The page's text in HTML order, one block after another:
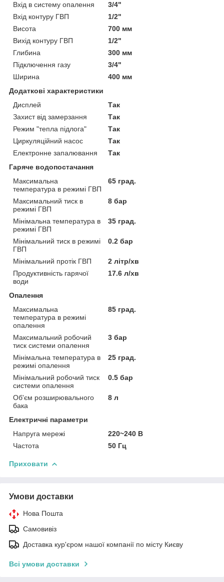
Вхід в систему опалення
3/4"
Вхід контуру ГВП
1/2"
Висота
700 мм
Вихід контуру ГВП
1/2"
Глибина
300 мм
Підключення газу
3/4"
Ширина
400 мм
Додаткові характеристики
Дисплей
Так
Захист від замерзання
Так
Режим "тепла підлога"
Так
Циркуляційний насос
Так
Електронне запалювання
Так
Гаряче водопостачання
Максимальна
температура в режимі ГВП
65 град.
Максимальний тиск в
режимі ГВП
8 бар
Мінімальна температура в
режимі ГВП
35 град.
Мінімальний тиск в режимі
ГВП
0.2 бар
Мінімальний протік ГВП
2 літр/хв
Продуктивність гарячої
води
17.6 л/хв
Опалення
Максимальна
температура в режимі
опалення
85 град.
Максимальний робочий
тиск системи опалення
3 бар
Мінімальна температура в
режимі опалення
25 град.
Мінімальний робочий тиск
системи опалення
0.5 бар
Об'єм розширювального
бака
8 л
Електричні параметри
Напруга мережі
220~240 В
Частота
50 Гц
Приховати
Умови доставки
Нова Пошта
Самовивіз
Доставка кур'єром нашої компанії по місту Києву
Всі умови доставки